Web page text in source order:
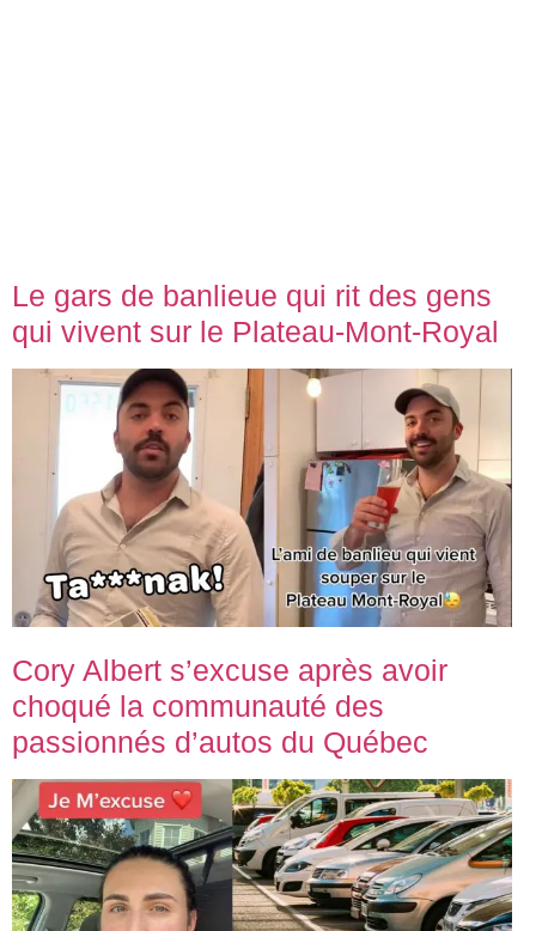
Le gars de banlieue qui rit des gens
qui vivent sur le Plateau-Mont-Royal
Cory Albert s’excuse après avoir
choqué la communauté des
passionnés d’autos du Québec